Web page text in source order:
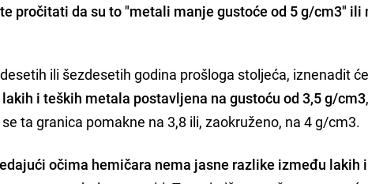
pročitati da su to "metali manje gustoće od 5 g/cm3" ili
ili šezdesetih godina prošloga stoljeća, iznenadit
i teških metala postavljena na gustoću od 3,5 g/cm3
ta granica pomakne na 3,8 ili, zaokruženo, na 4 g/cm3.
očima hemičara nema jasne razlike između lakih